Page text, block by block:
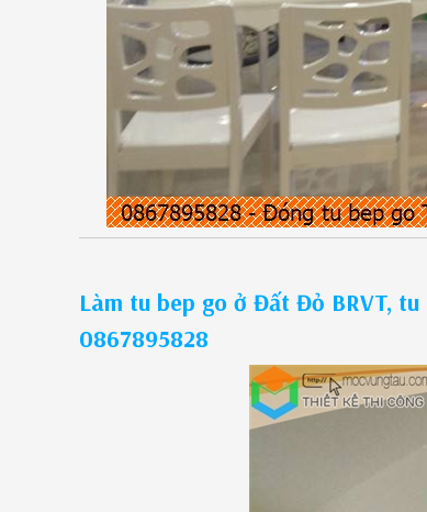
Làm tu bep go ở Đất Đỏ BRVT,
0867895828